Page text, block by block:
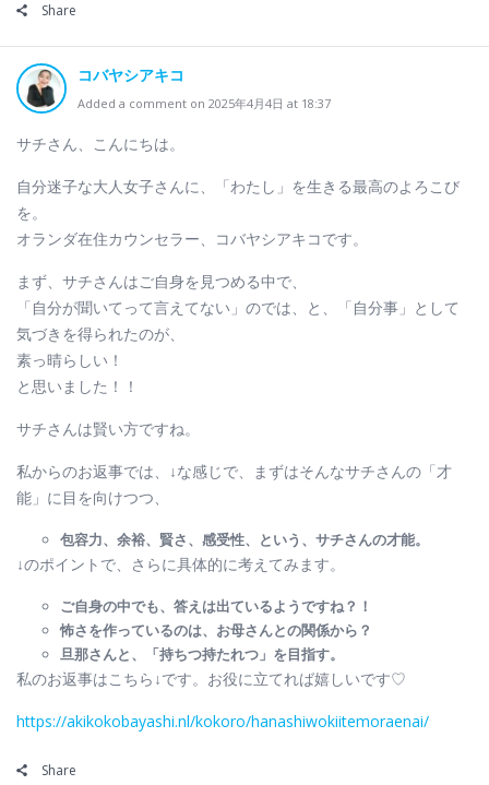
Share
コバヤシアキコ
Added a comment on 2025年4月4日 at 18:37
サチさん、こんにちは。
自分迷子な大人女子さんに、「わたし」を生きる最高のよろこび
を。
オランダ在住カウンセラー、コバヤシアキコです。
まず、サチさんはご自身を見つめる中で、
「自分が聞いてって言えてない」のでは、と、「自分事」として
気づきを得られたのが、
素っ晴らしい！
と思いました！！
サチさんは賢い方ですね。
私からのお返事では、↓な感じで、まずはそんなサチさんの「才
能」に目を向けつつ、
包容力、余裕、賢さ、感受性、という、サチさんの才能。
↓のポイントで、さらに具体的に考えてみます。
ご自身の中でも、答えは出ているようですね？！
怖さを作っているのは、お母さんとの関係から？
旦那さんと、「持ちつ持たれつ」を目指す。
私のお返事はこちら↓です。お役に立てれば嬉しいです♡
https://akikokobayashi.nl/kokoro/hanashiwokiitemoraenai/
Share